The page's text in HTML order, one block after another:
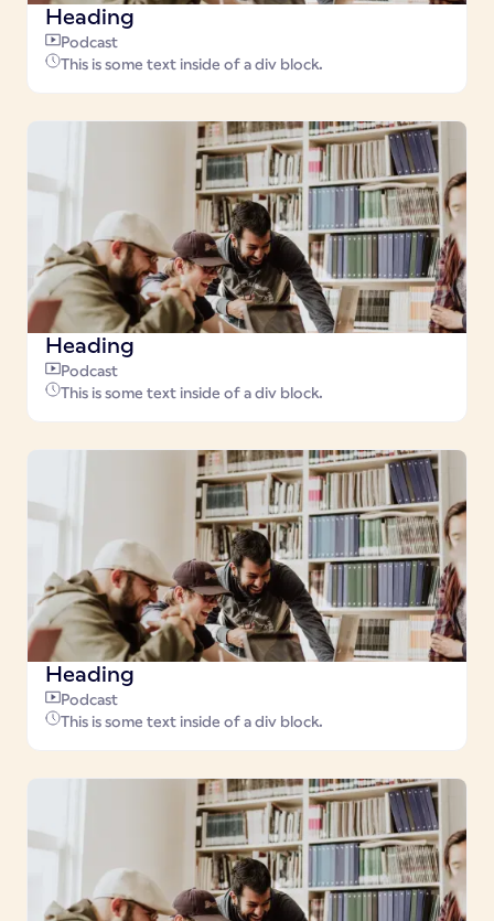
Heading
Podcast
This is some text inside of a div block.
Heading
Podcast
This is some text inside of a div block.
Heading
Podcast
This is some text inside of a div block.